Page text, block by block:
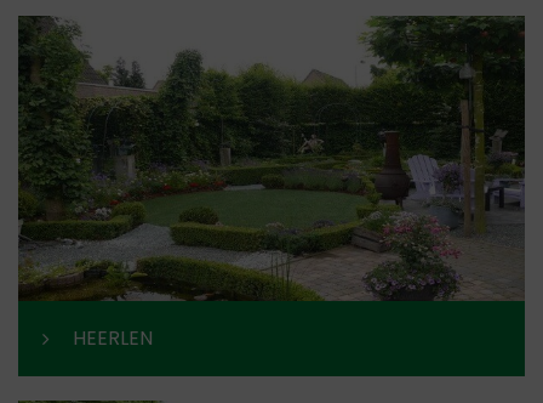
HEERLEN